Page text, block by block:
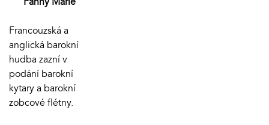
Francouzská a
anglická barokní
hudba zazní v
podání barokní
kytary a barokní
zobcové flétny.